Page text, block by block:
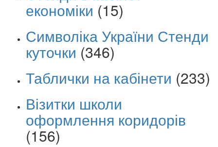
економіки (15)
Символіка України Стенди
куточки (346)
Таблички на кабінети (233)
Візитки школи
оформлення коридорів
(156)